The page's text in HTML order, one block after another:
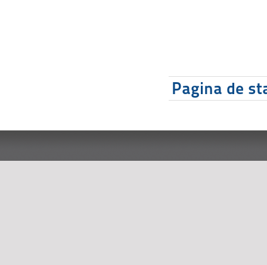
Pagina de